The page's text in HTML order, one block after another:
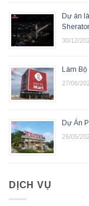
Dự án
30/12/
Làm Bộ
27/06/
Dự Án
26/05/
DỊCH VỤ